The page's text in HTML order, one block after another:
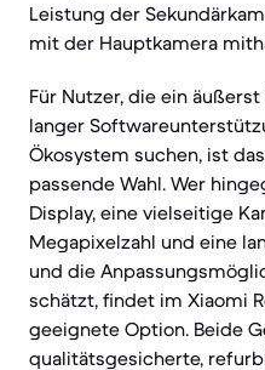
Leistung der
mit der Hauptkamera
Für Nutzer, die ein
langer
Ökosystem suchen, ist
passende Wahl. Wer
Display, eine vielseitige
Megapixelzahl und eine
und die
schätzt, findet im Xiaomi
geeignete Option. Beide
qualitätsgesicherte,